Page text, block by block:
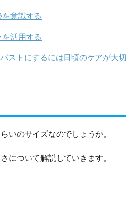
を意識する
活用する
ストにするには日頃のケアが大切
いのサイズなのでしょうか。
について解説していきます。